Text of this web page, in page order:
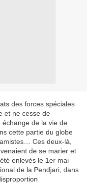
des forces spéciales
et ne cesse de
échange de la vie de
cette partie du globe
Ces deux-là,
de se marier et
enlevés le 1er mai
de la Pendjari, dans